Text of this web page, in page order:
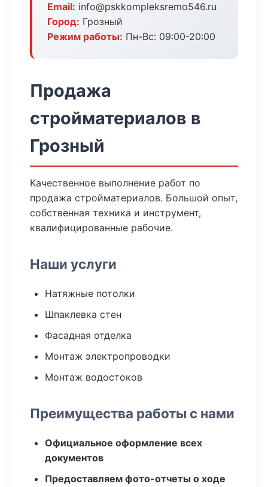
Email: info@pskkompleksremo546.ru
Город: Грозный
Режим работы: Пн-Вс: 09:00-20:00
Продажа
стройматериалов в
Грозный
Качественное выполнение работ по
продажа стройматериалов. Большой опыт,
собственная техника и инструмент,
квалифицированные рабочие.
Наши услуги
Натяжные потолки
Шпаклевка стен
Фасадная отделка
Монтаж электропроводки
Монтаж водостоков
Преимущества работы с нами
Официальное оформление всех
документов
Предоставляем фото-отчеты о ходе